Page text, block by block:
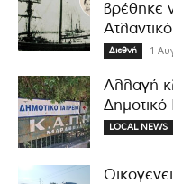
βρέθηκε
Ατλαντικό
Διεθνή 1
Αλλαγή
LOCAL NEWS